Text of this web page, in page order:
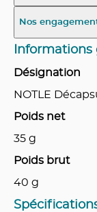
Nos
Informations
Désignation
NOTLE
Poids net
35 g
Poids brut
40 g